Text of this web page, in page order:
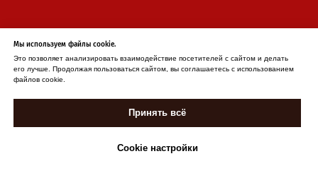
Мы используем файлы cookie.
Это позволяет анализировать взаимодействие посетителей с сайтом и делать
его лучше. Продолжая пользоваться сайтом, вы соглашаетесь с использованием
файлов cookie.
Принять всё
Cookie настройки